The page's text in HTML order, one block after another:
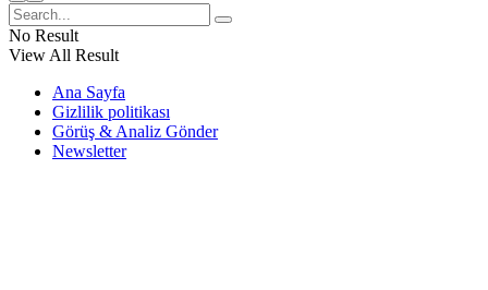
No Result
View All Result
Ana Sayfa
Gizlilik politikası
Görüş & Analiz Gönder
Newsletter